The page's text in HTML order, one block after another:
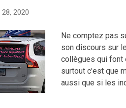
28, 2020
Ne comptez pas
son discours sur
collègues qui font
surtout c'est que
aussi que si les